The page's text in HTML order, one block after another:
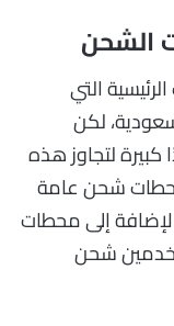
الشحن
التي
لكن
لتجاوز هذه
شحن عامة
إلى محطات
شحن